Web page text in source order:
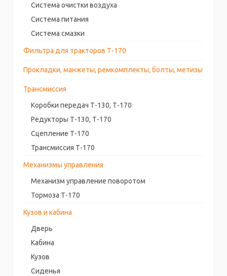
Система очистки воздуха
Система питания
Система смазки
Фильтра для тракторов Т-170
Прокладки, манжеты, ремкомплекты, болты, метизы
Трансмиссия
Коробки передач Т-130, Т-170
Редукторы Т-130, Т-170
Сцепление Т-170
Трансмиссия Т-170
Механизмы управления
Механизм управление поворотом
Тормоза Т-170
Кузов и кабина
Дверь
Кабина
Кузов
Сиденья